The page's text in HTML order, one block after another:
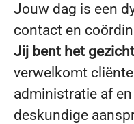
Jouw dag is een
contact en
Jij bent het
verwelkomt
administratie af
deskundige